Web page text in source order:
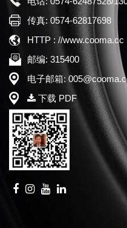
传真: 0574-62817698
HTTP : //www.cooma.cc
邮编: 315400
电子邮箱:
下载 PDF